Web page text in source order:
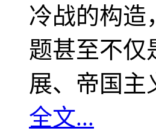
冷战的构造
题甚至不仅
展、帝国主
全文...